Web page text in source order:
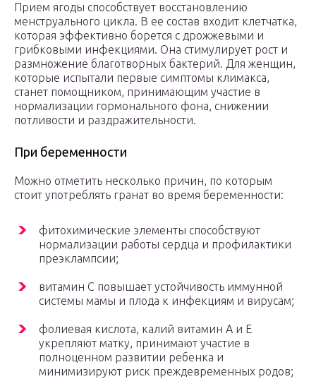
Прием ягоды способствует восстановлению
менструального цикла. В ее состав входит клетчатка,
которая эффективно борется с дрожжевыми и
грибковыми инфекциями. Она стимулирует рост и
размножение благотворных бактерий. Для женщин,
которые испытали первые симптомы климакса,
станет помощником, принимающим участие в
нормализации гормонального фона, снижении
потливости и раздражительности.
При беременности
Можно отметить несколько причин, по которым
стоит употреблять гранат во время беременности:
фитохимические элементы способствуют
нормализации работы сердца и профилактики
преэклампсии;
витамин С повышает устойчивость иммунной
системы мамы и плода к инфекциям и вирусам;
фолиевая кислота, калий витамин А и Е
укрепляют матку, принимают участие в
полноценном развитии ребенка и
минимизируют риск преждевременных родов;